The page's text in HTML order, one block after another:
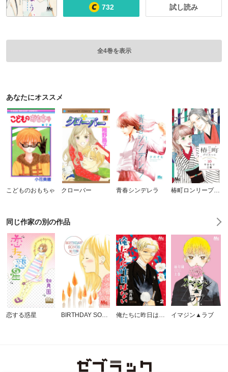
732 試し読み
全4巻を表示
あなたにオススメ
こどものおもちゃ クローバー 青春シンデレラ 椿町ロンリープラネット
同じ作家の別の作品
恋する惑星 イマジン▲ラブ